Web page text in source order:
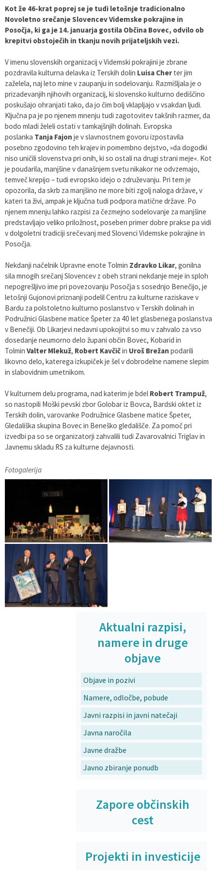
Kot že 46-krat poprej se je tudi letošnje tradicionalno
Novoletno srečanje Slovencev Videmske pokrajine in
Posočja, ki ga je 14. januarja gostila Občina Bovec, odvilo ob
krepitvi obstoječih in tkanju novih prijateljskih vezi.
V imenu slovenskih organizacij v Videmski pokrajini je zbrane
pozdravila kulturna delavka iz Terskih dolin Luisa Cher ter jim
zaželela, naj leto mine v zaupanju in sodelovanju. Razmišljala je o
prizadevanjih njihovih organizacij, ki slovensko kulturno dediščino
poskušajo ohranjati tako, da jo čim bolj vklapljajo v vsakdan ljudi.
Ključna pa je po njenem mnenju tudi zagotovitev takšnih razmer, da
bodo mladi želeli ostati v tamkajšnjih dolinah. Evropska
poslanka Tanja Fajon je v slavnostnem govoru izpostavila
posebno zgodovino teh krajev in pomembno dejstvo, »da dogodki
niso uničili slovenstva pri onih, ki so ostali na drugi strani meje«. Kot
je poudarila, manjšine v današnjem svetu nikakor ne odvzemajo,
temveč krepijo – tudi evropsko idejo o združevanju. Pri tem je
opozorila, da skrb za manjšino ne more biti zgolj naloga države, v
kateri ta živi, ampak je ključna tudi podpora matične države. Po
njenem mnenju lahko razpisi za čezmejno sodelovanje za manjšine
predstavljajo veliko priložnost, poseben primer dobre prakse pa vidi
v dolgoletni tradiciji srečevanj med Slovenci Videmske pokrajine in
Posočja.
Nekdanji načelnik Upravne enote Tolmin Zdravko Likar, gonilna
sila mnogih srečanj Slovencev z obeh strani nekdanje meje in sploh
nepogrešljivo ime pri povezovanju Posočja s sosednjo Benečijo, je
letošnji Gujonovi priznanji podelil Centru za kulturne raziskave v
Bardu za polstoletno kulturno poslanstvo v Terskih dolinah in
Podružnici Glasbene matice Špeter za 40 let glasbenega poslanstva
v Benečiji. Ob Likarjevi nedavni upokojitvi so mu v zahvalo za vso
dosedanje neumorno delo župani občin Bovec, Kobarid in
Tolmin Valter Mlekuž, Robert Kavčičin Uroš Brežan podarili
likovno delo, katerega izkupiček je šel v dobrodelne namene slepim
in slabovidnim umetnikom.
V kulturnem delu programa, nad katerim je bdel Robert Trampuž,
so nastopili Moški pevski zbor Golobar iz Bovca, Bardski oktet iz
Terskih dolin, varovanke Podružnice Glasbene matice Špeter,
Gledališka skupina Bovec in Beneško gledališče. Za pomoč pri
izvedbi pa so se organizatorji zahvalili tudi Zavarovalnici Triglav in
Javnemu skladu RS za kulturne dejavnosti.
Fotogalerija
Aktualni razpisi,
namere in druge
objave
Objave in pozivi
Namere, odločbe, pobude
Javni razpisi in javni natečaji
Javna naročila
Javne dražbe
Javno zbiranje ponudb
Zapore občinskih
cest
Projekti in investicije
Varstvo osebnih podatkov
Katalog informacij javnega značaja
Občinska volilna komisija
Svet za preventivo in vzgojo v cestnem prometu
Viri pomoči za področje duševnega zdravja
En Svet EKO sklad
Varuhov kotiček